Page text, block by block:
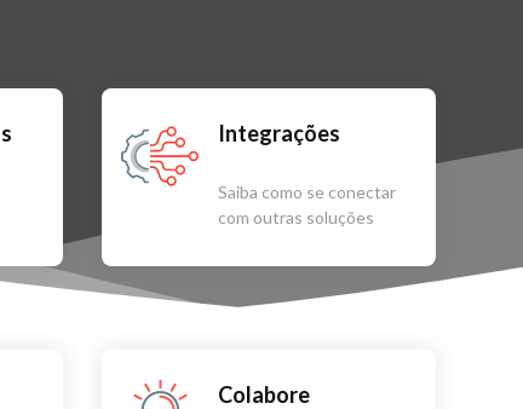
Integrações
Saiba como se conectar
com outras soluções
Colabore